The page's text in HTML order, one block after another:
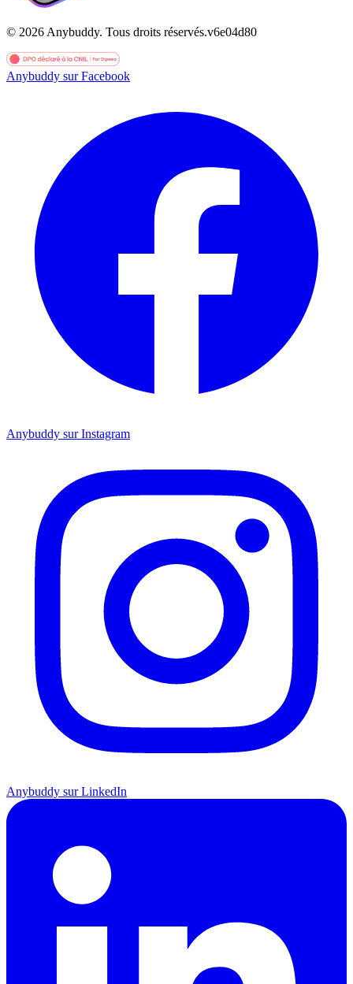
© 2026 Anybuddy. Tous droits réservés.v6e04d80
Anybuddy sur Facebook
Anybuddy sur Instagram
Anybuddy sur LinkedIn